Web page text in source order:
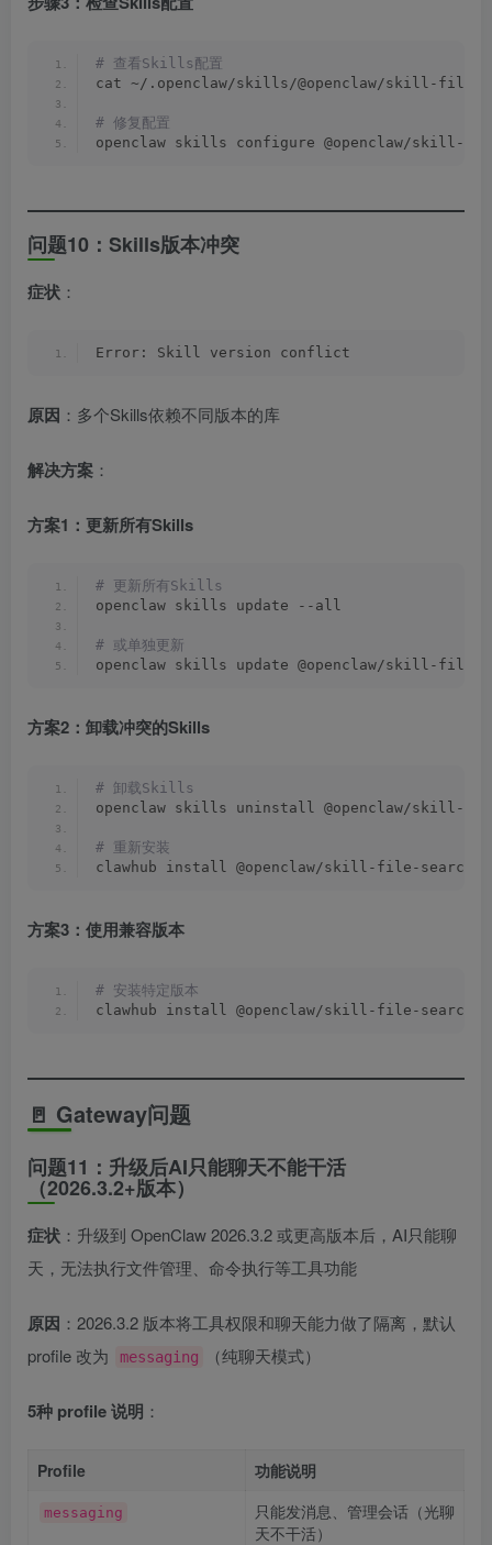
# 查看Skills配置
cat ~/.openclaw/skills/@openclaw/skill-file-
# 修复配置
openclaw skills configure @openclaw/skill-
问题10：Skills版本冲突
症状 ：
Error: Skill version conflict
原因 ：多个Skills依赖不同版本的库
解决方案 ：
方案1：更新所有Skills
# 更新所有Skills
openclaw skills update --all
# 或单独更新
openclaw skills update @openclaw/skill-file-
方案2：卸载冲突的Skills
# 卸载Skills
openclaw skills uninstall @openclaw/skill-
# 重新安装
clawhub install @openclaw/skill-file-
方案3：使用兼容版本
# 安装特定版本
clawhub install @openclaw/skill-file-search@
🚪 Gateway问题
问题11：升级后AI只能聊天不能干活
（2026.3.2+版本）
症状 ：升级到 OpenClaw 2026.3.2 或更高版本后，AI只能聊
天，无法执行文件管理、命令执行等工具功能
原因 ：2026.3.2 版本将工具权限和聊天能力做了隔离，默认
profile 改为
messaging （纯聊天模式）
5种 profile 说明 ：
Profile 功能说明
messaging
只能发消息、管理会话（光聊
天不干活）